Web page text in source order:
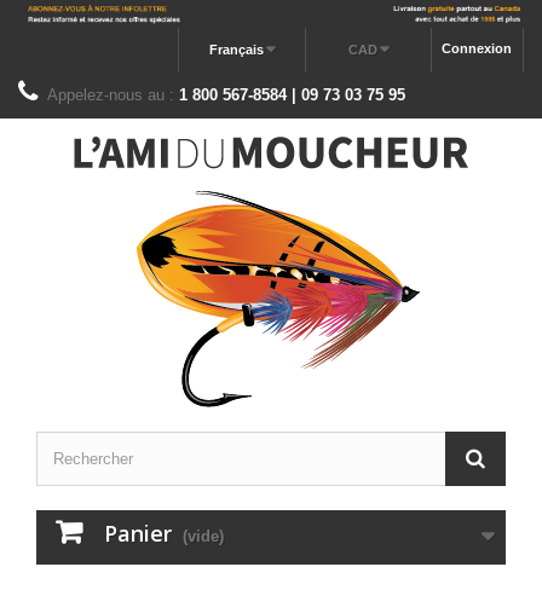
Connexion
CAD
Français
Appelez-nous au : 1 800 567-8584 | 09 73 03 75 95
Panier (vide)